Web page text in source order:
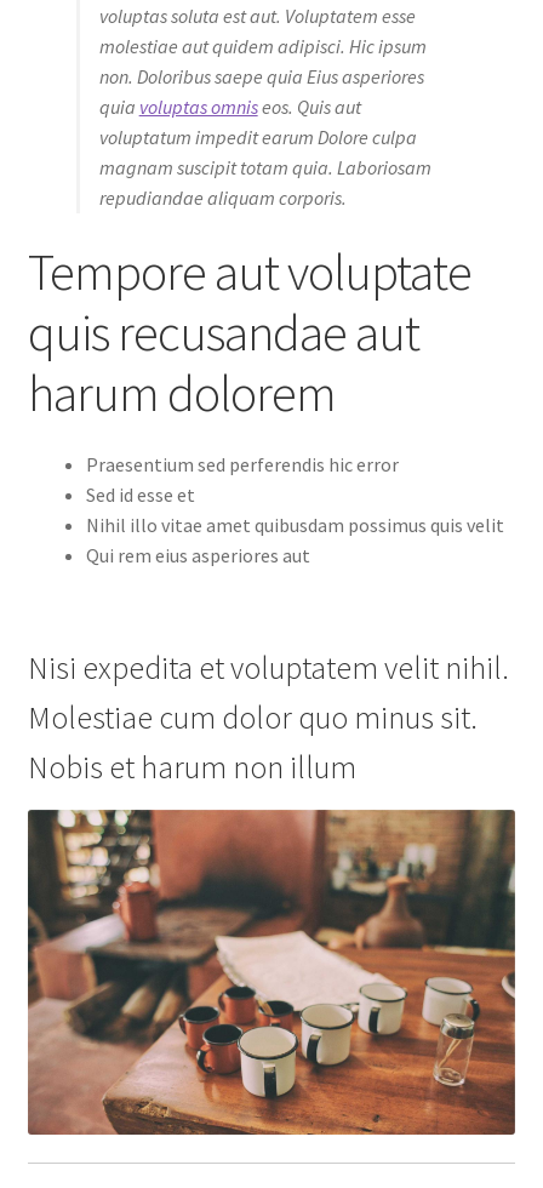
voluptas soluta est aut. Voluptatem esse
molestiae aut quidem adipisci. Hic ipsum
non. Doloribus saepe quia Eius asperiores
quia voluptas omniseos. Quis aut
voluptatum impedit earum Dolore culpa
magnam suscipit totam quia. Laboriosam
repudiandae aliquam corporis.
Tempore aut voluptate
quis recusandae aut
harum dolorem
Praesentium sed perferendis hic error
Sed id esse et
Nihil illo vitae amet quibusdam possimus quis velit
Qui rem eius asperiores aut
Nisi expedita et voluptatem velit nihil.
Molestiae cum dolor quo minus sit.
Nobis et harum non illum